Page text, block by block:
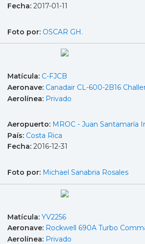
Fecha: 2017-01-11
Foto por: OSCAR GH.
Matícula: C-FJCB
Aeronave: Canadair CL-600-2B16
Aerolínea: Privado
Aeropuerto: MROC - Juan Santamaría
País: Costa Rica
Fecha: 2016-12-31
Foto por: Michael Sanabria Rosales
Matícula: YV2256
Aeronave: Rockwell 690A Turbo
Aerolínea: Privado